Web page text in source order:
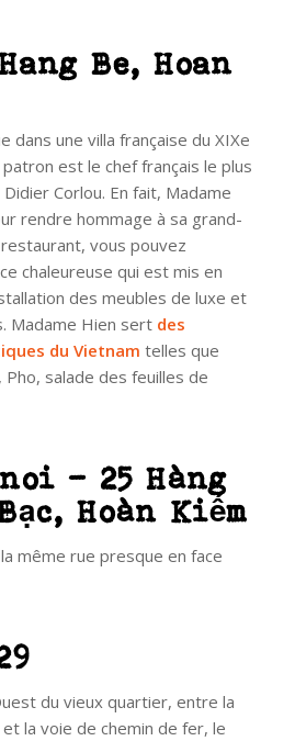
Be, Hoan
dans une villa française du XIXe
est le chef français le plus
Corlou. En fait, Madame
rendre hommage à sa grand-
vous pouvez
chaleureuse qui est mis en
des meubles de luxe et
Madame Hien sert des
du Vietnam telles que
Pho, salade des feuilles de
– 25 Hàng
Hoàn Kiếm
même rue presque en face
du vieux quartier, entre la
la voie de chemin de fer, le